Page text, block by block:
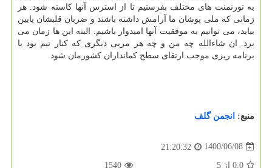
به تورنمنت های مختلف بفرستیم تا از استرس آنها کاسته شود. هر
زمانی که ملی پوشان ما آرامش داشته باشند و ضربان قلبشان پایین
بیاید، می توانیم به موفقیت آنها امیدوار باشیم. البته این ها زمان می
برد. ان شاءالله چه من و چه هر مربی دیگری که کنار تیم بود با
برنامه ریزی موجب ارتقای سطح کمانداران کشورمان شود.
منبع: انجمن گلف
1400/06/08
21:20:32
0.0 از 5
1540